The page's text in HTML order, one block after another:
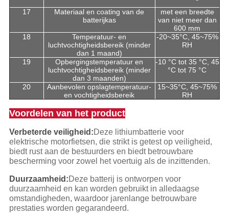
17
Materiaal en coating van de
batterijkas
met een breedte
van niet meer dan
600 mm
18
Temperatuur- en
luchtvochtigheidsbereik (minder
dan 1 maand)
-20~35°C, 45~75%
RH
19
Opbergingstemperatuur en
luchtvochtigheidsbereik (minder
dan 3 maanden)
-10 °C tot 35 °C, 45
°C tot 75 °C
20
Aanbevolen opslagtemperatuur-
en vochtigheidsbereik
15~35°C, 45~75%
RH
Voordelen van het product
Verbeterde veiligheid:Deze lithiumbatterie voor
elektrische motorfietsen, die strikt is getest op veiligheid,
biedt rust aan de bestuurders en biedt betrouwbare
bescherming voor zowel het voertuig als de inzittenden.
Duurzaamheid:Deze batterij is ontworpen voor
duurzaamheid en kan worden gebruikt in alledaagse
omstandigheden, waardoor jarenlange betrouwbare
prestaties worden gegarandeerd.